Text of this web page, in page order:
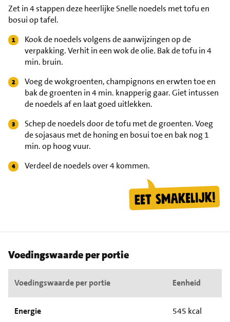
Zet in 4 stappen deze heerlijke Snelle noedels met tofu en
bosui op tafel.
Kook de noedels volgens de aanwijzingen op de
verpakking. Verhit in een wok de olie. Bak de tofu in 4
min. bruin.
Voeg de wokgroenten, champignons en erwten toe en
bak de groenten in 4 min. knapperig gaar. Giet intussen
de noedels af en laat goed uitlekken.
Schep de noedels door de tofu met de groenten. Voeg
de sojasaus met de honing en bosui toe en bak nog 1
min. op hoog vuur.
Verdeel de noedels over 4 kommen.
Voedingswaarde per portie
Voedingswaarde per portie Eenheid
Energie 545 kcal